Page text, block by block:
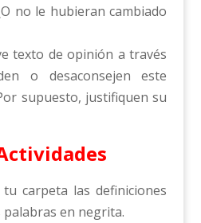
no le hubieran cambiado
texto de opinión a través
o desaconsejen este
supuesto, justifiquen su
carpeta las definiciones
palabras en negrita.